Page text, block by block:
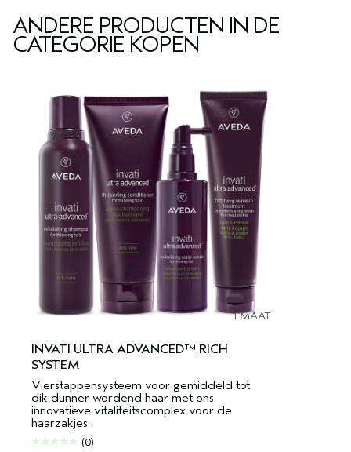
ANDERE PRODUCTEN IN DE
CATEGORIE KOPEN
1 MAAT
INVATI ULTRA ADVANCED™ RICH
SYSTEM
Vierstappensysteem voor gemiddeld tot
dik dunner wordend haar met ons
innovatieve vitaliteitscomplex voor de
haarzakjes.
(0)